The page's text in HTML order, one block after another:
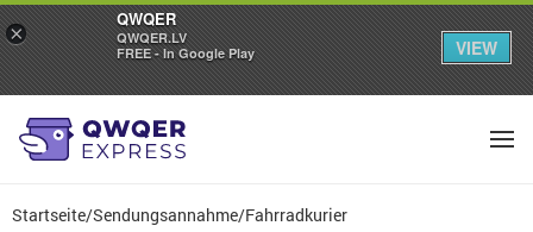
Startseite/Sendungsannahme/Fahrradkurier
×
QWQER
QWQER.LV
FREE - In Google Play
VIEW